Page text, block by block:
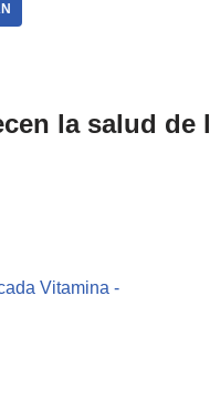
la salud de
Vitamina -